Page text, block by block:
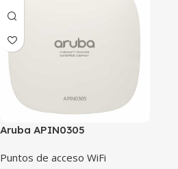
Aruba APIN0305
Puntos de acceso WiFi